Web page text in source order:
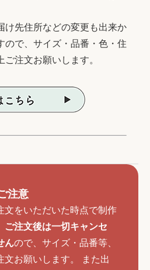
け先住所などの変更も出来か
ので、サイズ・品番・色・住
注文お願いします。
注意
文をいただいた時点で制作
ご注文後は一切キャンセ
んので、サイズ・品番等、
文お願いします。 また出